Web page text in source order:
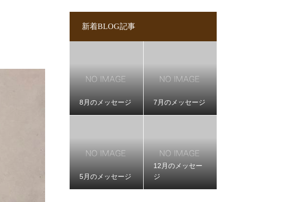
新着BLOG記事
8月のメッセージ 7月のメッセージ
5月のメッセージ
12月のメッセー
ジ